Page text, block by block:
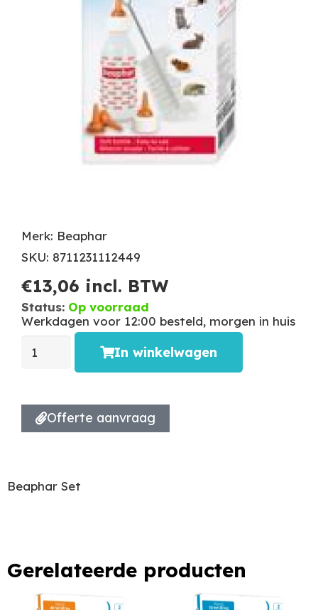
Merk: Beaphar
SKU: 8711231112449
€13,06 incl. BTW
Status: Op voorraad
Werkdagen voor 12:00 besteld, morgen in huis
In winkelwagen
Offerte aanvraag
Beaphar Set
Gerelateerde producten